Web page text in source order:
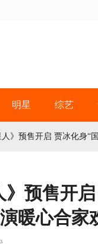
明星 综艺
》预售开启 贾冰化身“
预售开
暖心合家